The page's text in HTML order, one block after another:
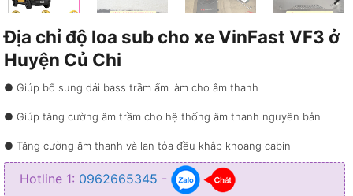
Địa chỉ độ loa sub cho xe VinFast VF3 ở
Huyện Củ Chi
● Giúp bổ sung dải bass trầm ấm làm cho âm thanh
● Giúp tăng cường âm trầm cho hệ thống âm thanh nguyên bản
● Tăng cường âm thanh và lan tỏa đều khắp khoang cabin
● Giúp cho âm thanh trên xe trở nên hoàn chỉnh và sống động hơn
Hotline 1: 0962665345 -